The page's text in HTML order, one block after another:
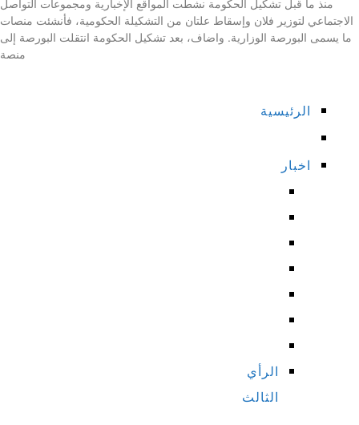
الاجتماعي لتوزير فلان وإسقاط علتان من التشكيلة الحكومية، فأنشئت منصات
ما يسمى البورصة الوزارية. واضاف، بعد تشكيل الحكومة انتقلت البورصة إلى
منصة
الرئيسية
اخبار
الرأي
الثالث